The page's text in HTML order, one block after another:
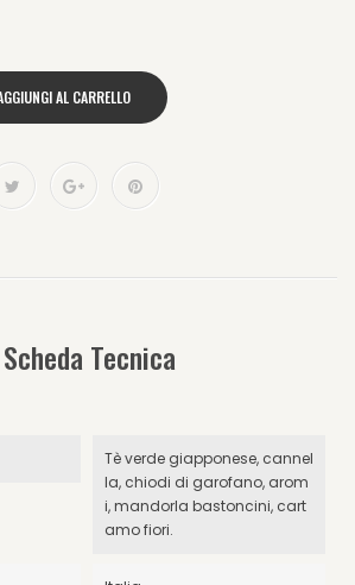
AL CARRELLO
Scheda Tecnica
Tè verde giapponese, cannel
la, chiodi di garofano, arom
i, mandorla bastoncini, cart
amo fiori.